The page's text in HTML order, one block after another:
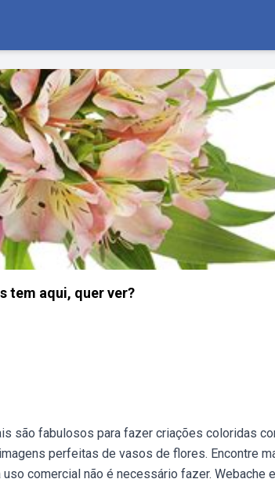
tem aqui, quer ver?
são fabulosos para fazer criações coloridas
perfeitas de vasos de flores. Encontre
comercial não é necessário fazer. Webache e